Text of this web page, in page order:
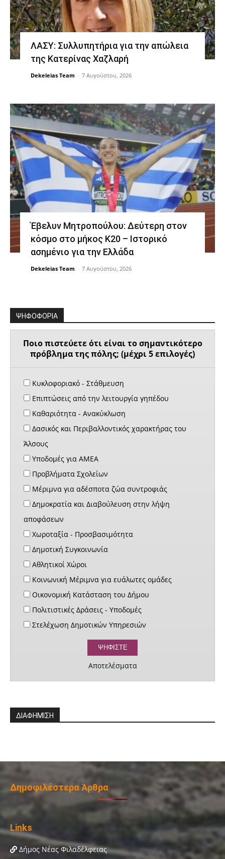
ΛΑΣΥ: Συλλυπητήρια για την απώλεια
της Κατερίνας Χαζλαρή
Dekeleias Team - 7 Αυγούστου, 2026
Έβελυν Μητροπούλου: Δεύτερη στον
κόσμο στο μήκος Κ20 – Ιστορικό
ασημένιο για την Ελλάδα
Dekeleias Team - 7 Αυγούστου, 2026
ΨΗΦΟΦΟΡΙΑ
Ποιο πιστεύετε ότι είναι το σημαντικότερο
πρόβλημα της πόλης; (μέχρι 5 επιλογές)
Κυκλοφοριακό - Στάθμευση
Επιπτώσεις από την λειτουργία γηπέδου
Καθαριότητα - Ανακύκλωση
Δασικός και Περιβαλλοντικός χαρακτήρας του
Άλσους
Υποδομές για ΑΜΕΑ
Προβλήματα Σχολείων
Μέριμνα για αδέσποτα ζώα συντροφιάς
Δημοκρατία και Διαβούλευση στην λήψη
αποφάσεων
Χωροταξία - Προσβασιμότητα
Δημοτική Συγκοινωνία
Αθλητικοί Χώροι
Κοινωνική Μέριμνα για ευάλωτες ομάδες
Οικονομική Κατάσταση του Δήμου
Πολιτιστικές Δράσεις - Υποδομές
Στελέχωση Δημοτικών Υπηρεσιών
Αποτελέσματα
ΔΙΑΦΗΜΙΣΗ
Δημοφιλέστερα Άρθρα
Links
Δήμος Νέας Φιλαδέλφειας